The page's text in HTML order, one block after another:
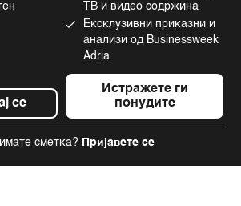
се
ТВ и видео содржина
Ексклузивни приказни и
анализи од Businessweek
Adria
Истражете ги
понудите
сметка? Пријавете се
L.P. All Rights Reserved. BLOOMBERG and the
are registered trademarks and service marks of
or its subsidiaries, displayed with permission
Adria is a Mtel Swiss SA Property
News CMS by Cubes